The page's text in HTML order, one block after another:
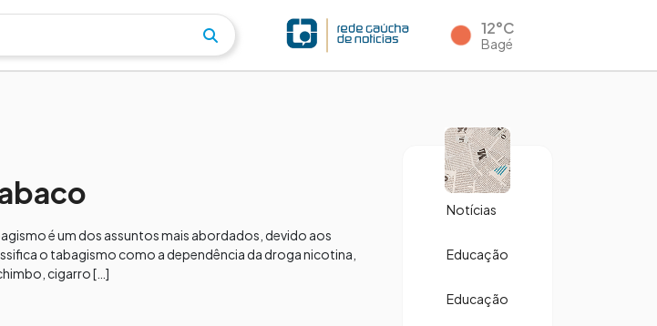
12°C
Bagé
é um dos assuntos mais abordados, devido aos
o tabagismo como a dependência da droga nicotina,
cigarro […]
Notícias
Educação
Educação